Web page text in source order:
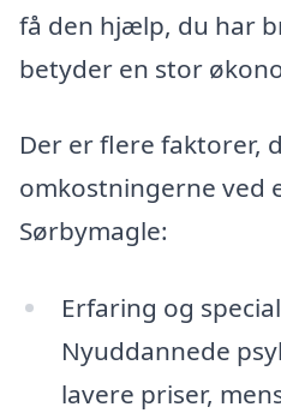
få den hjælp, du har
betyder en stor
Der er flere faktorer,
omkostningerne ved
Sørbymagle:
Erfaring og
Nyuddannede
lavere priser,